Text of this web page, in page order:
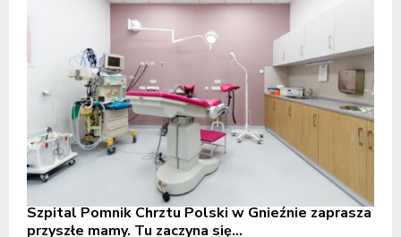
Szpital Pomnik Chrztu Polski w Gnieźnie zaprasza
przyszłe mamy. Tu zaczyna się...